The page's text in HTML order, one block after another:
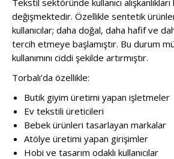
değişmektedir. Özellikle sentetik
kullanıcılar; daha doğal, daha hafif ve
tercih etmeye başlamıştır. Bu durum
kullanımını ciddi şekilde artırmıştır.
Torbalı’da özellikle:
Butik giyim üretimi yapan işletmeler
Ev tekstili üreticileri
Bebek ürünleri tasarlayan markalar
Atölye üretimi yapan girişimler
Hobi ve tasarım odaklı kullanıcılar